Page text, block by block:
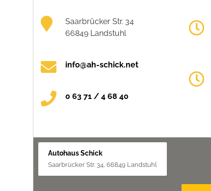
Saarbrücker Str. 34
66849 Landstuhl
info@ah-schick.net
0 63 71 / 4 68 40
Autohaus Schick
Saarbrücker Str. 34, 66849 Landstuhl